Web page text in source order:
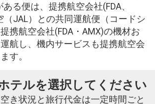
る便は、提携航空会社(FDA、
（JAL）との共同運航便（コードシ
携航空会社(FDA・AMX)の機材お
航し、機内サービスも提携航空会
す。
テルを選択してください
き状況と旅行代金は一定時間ごと